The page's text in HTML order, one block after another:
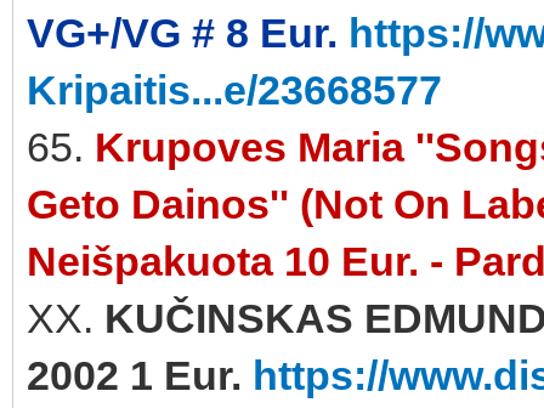
VG+/VG # 8 Eur. https://
Kripaitis...e/23668577
65. Krupoves Maria
Geto Dainos'' (Not On
Neišpakuota 10 Eur. -
XX. KUČINSKAS
2002 1 Eur. https://